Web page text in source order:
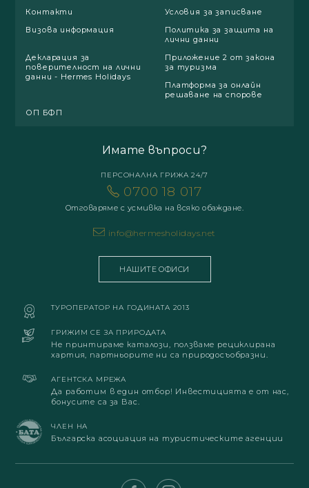
Контакти
Условия за записване
Визова информация
Политика за защита на
лични данни
Декларация за
поверителност на лични
данни - Hermes Holidays
Приложение 2 от закона
за туризма
Платформа за онлайн
решаване на спорове
ОП БФП
Имате въпроси?
ПЕРСОНАЛНА ГРИЖА 24/7
0700 18 017
Отговаряме с усмивка на всяко обаждане.
info@hermesholidays.net
НАШИТЕ ОФИСИ
ТУРОПЕРАТОР НА ГОДИНАТА 2013
ГРИЖИМ СЕ ЗА ПРИРОДАТА
Не принтираме каталози, ползваме рециклирана
хартия, партньорите ни са природосъобразни.
АГЕНТСКА МРЕЖА
Да работим в един отбор! Инвестицията е от нас,
бонусите са за Вас.
ЧЛЕН НА
Българска асоциация на туристическите агенции